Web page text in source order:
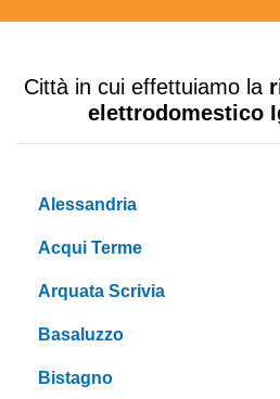
Città in cui effettuiamo la
elettrodomestico
Alessandria
Acqui Terme
Arquata Scrivia
Basaluzzo
Bistagno